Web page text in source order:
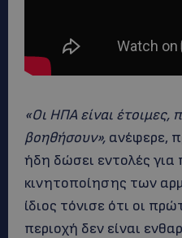
«Οι ΗΠΑ είναι έτοιμες,
βοηθήσουν», ανέφερε,
ήδη δώσει εντολές
κινητοποίησης των
ίδιος τόνισε ότι οι
περιοχή δεν είναι